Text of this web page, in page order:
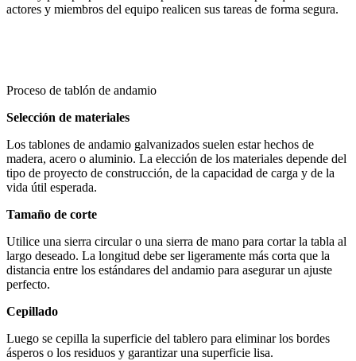
actores y miembros del equipo realicen sus tareas de forma segura.
Proceso de tablón de andamio
Selección de materiales
Los tablones de andamio galvanizados suelen estar hechos de
madera, acero o aluminio. La elección de los materiales depende del
tipo de proyecto de construcción, de la capacidad de carga y de la
vida útil esperada.
Tamaño de corte
Utilice una sierra circular o una sierra de mano para cortar la tabla al
largo deseado. La longitud debe ser ligeramente más corta que la
distancia entre los estándares del andamio para asegurar un ajuste
perfecto.
Cepillado
Luego se cepilla la superficie del tablero para eliminar los bordes
ásperos o los residuos y garantizar una superficie lisa.